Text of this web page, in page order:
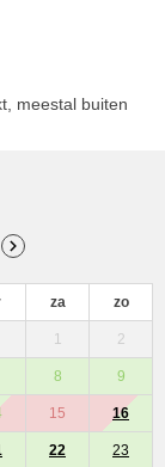
meestal buiten
za zo
1 2
8 9
15 16
22 23